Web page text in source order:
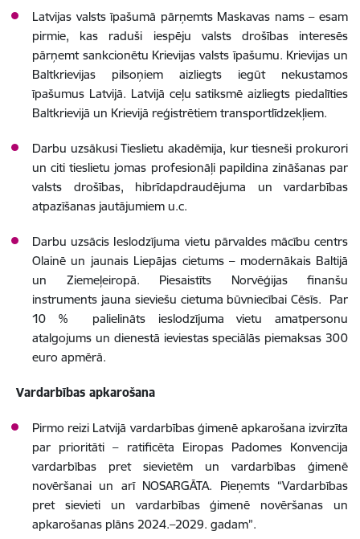
Latvijas valsts īpašumā pārņemts Maskavas nams – esam
pirmie, kas raduši iespēju valsts drošības interesēs
pārņemt sankcionētu Krievijas valsts īpašumu. Krievijas un
Baltkrievijas pilsoņiem aizliegts iegūt nekustamos
īpašumus Latvijā. Latvijā ceļu satiksmē aizliegts piedalīties
Baltkrievijā un Krievijā reģistrētiem transportlīdzekļiem.
Darbu uzsākusi Tieslietu akadēmija, kur tiesneši prokurori
un citi tieslietu jomas profesionāļi papildina zināšanas par
valsts drošības, hibrīdapdraudējuma un vardarbības
atpazīšanas jautājumiem u.c.
Darbu uzsācis Ieslodzījuma vietu pārvaldes mācību centrs
Olainē un jaunais Liepājas cietums – modernākais Baltijā
un Ziemeļeiropā. Piesaistīts Norvēģijas finanšu
instruments jauna sieviešu cietuma būvniecībai Cēsīs. Par
10 % palielināts ieslodzījuma vietu amatpersonu
atalgojums un dienestā ieviestas speciālās piemaksas 300
euro apmērā.
Vardarbības apkarošana
Pirmo reizi Latvijā vardarbības ģimenē apkarošana izvirzīta
par prioritāti – ratificēta Eiropas Padomes Konvencija
vardarbības pret sievietēm un vardarbības ģimenē
novēršanai un arī NOSARGĀTA. Pieņemts “Vardarbības
pret sievieti un vardarbības ģimenē novēršanas un
apkarošanas plāns 2024.–2029. gadam”.